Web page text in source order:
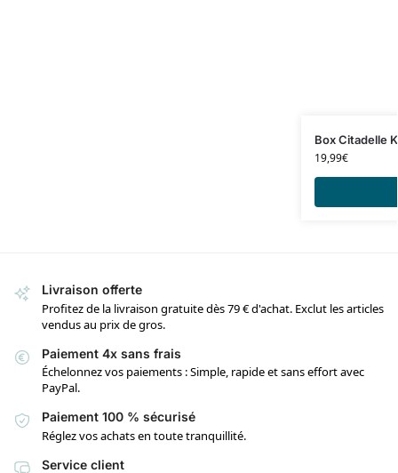
Box Citadelle
19,99€
Livraison offerte
Profitez de la livraison gratuite dès 79 € d'achat. Exclut les articles
vendus au prix de gros.
Paiement 4x sans frais
Échelonnez vos paiements : Simple, rapide et sans effort avec
PayPal.
Paiement 100 % sécurisé
Réglez vos achats en toute tranquillité.
Service client